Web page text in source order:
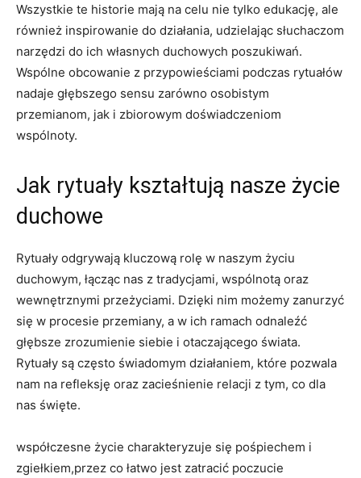
Wszystkie te historie mają na celu nie tylko edukację, ale
również inspirowanie do działania, udzielając słuchaczom
narzędzi do ich własnych duchowych poszukiwań.
Wspólne obcowanie z przypowieściami podczas rytuałów
nadaje głębszego sensu zarówno osobistym
przemianom, jak i zbiorowym doświadczeniom
wspólnoty.
Jak rytuały kształtują nasze życie
duchowe
Rytuały odgrywają kluczową rolę w naszym życiu
duchowym, łącząc nas z tradycjami, wspólnotą oraz
wewnętrznymi przeżyciami. Dzięki nim możemy zanurzyć
się w procesie przemiany, a w ich ramach odnaleźć
głębsze zrozumienie siebie i otaczającego świata.
Rytuały są często świadomym działaniem, które pozwala
nam na refleksję oraz zacieśnienie relacji z tym, co dla
nas święte.
współczesne życie charakteryzuje się pośpiechem i
zgiełkiem,przez co łatwo jest zatracić poczucie